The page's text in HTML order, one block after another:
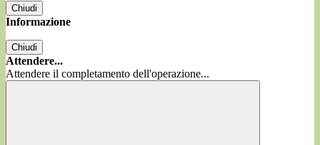
Chiudi
Informazione
Chiudi
Attendere...
Attendere il completamento dell'operazione...